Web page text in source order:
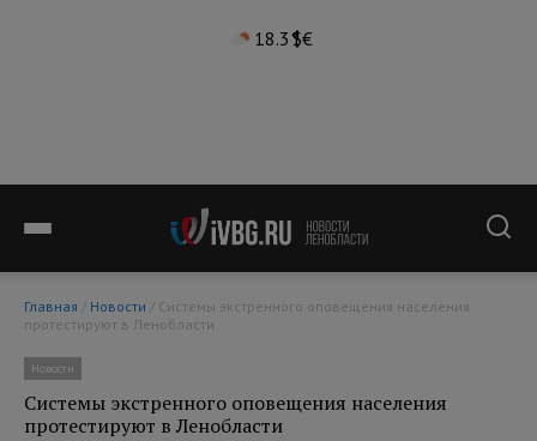
18.3°$€
Главная / Новости
протестируют в Ленобласти
Новости
Системы экстренного оповещения населения
протестируют в Ленобласти